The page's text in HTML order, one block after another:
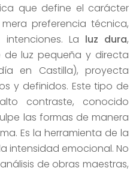
que define el carácter
preferencia técnica,
La luz dura,
luz pequeña y directa
en Castilla), proyecta
y definidos. Este tipo de
contraste, conocido
las formas de manera
Es la herramienta de la
intensidad emocional. No
de obras maestras,